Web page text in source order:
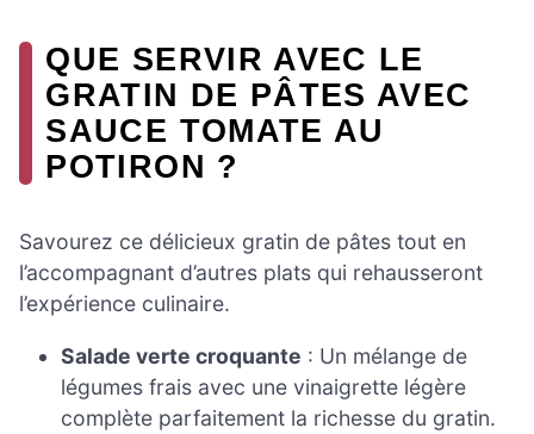
QUE SERVIR AVEC LE
GRATIN DE PÂTES AVEC
SAUCE TOMATE AU
POTIRON ?
Savourez ce délicieux gratin de pâtes tout en
l’accompagnant d’autres plats qui rehausseront
l’expérience culinaire.
Salade verte croquante : Un mélange de
légumes frais avec une vinaigrette légère
complète parfaitement la richesse du gratin.